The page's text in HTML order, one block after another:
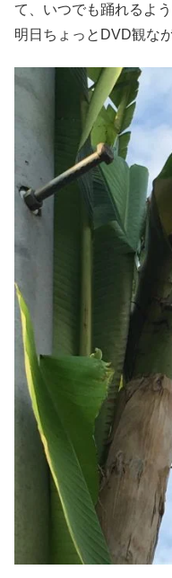
て、いつでも踊れるよ
明日ちょっとDVD観な